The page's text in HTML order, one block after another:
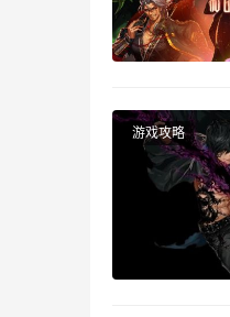
游戏攻略